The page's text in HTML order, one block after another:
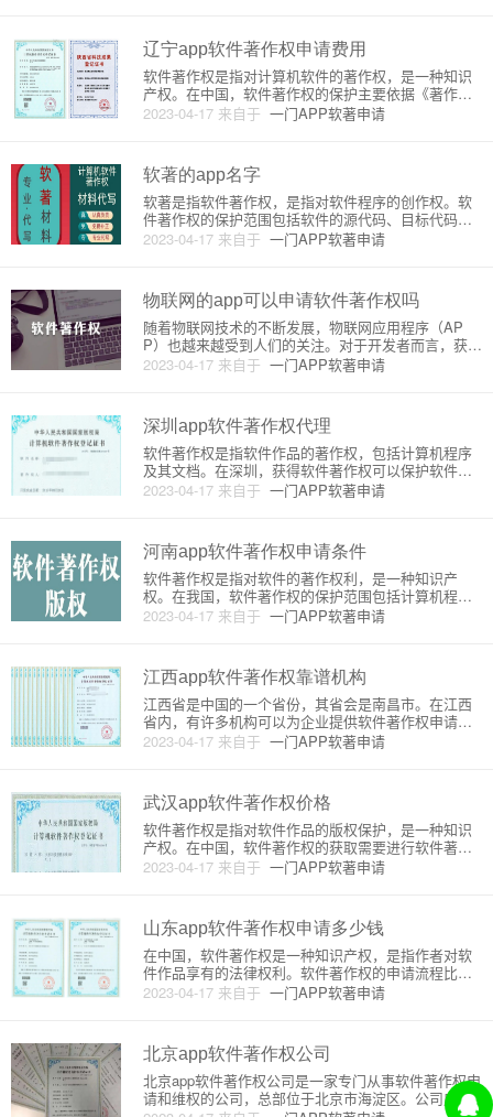
件登记机构的服务费用。国家
辽宁app软件著作权申请费用
2023-04-17 来自于 一门APP软著申请
软件著作权是指对计算机软件的著作权，是一种知识
产权。在中国，软件著作权的保护主要依据《著作权
法》。为了保护软件著作权人的利益，申请软件著作
首先，需要了解的是，软
软著的app名字
2023-04-17 来自于 一门APP软著申请
软著是指软件著作权，是指对软件程序的创作权。软
件著作权的保护范围包括软件的源代码、目标代码以
及用户手册等文档。在移动互联网时代，app成为了人
指在申请软件
物联网的app可以申请软件著作权吗
2023-04-17 来自于 一门APP软著申请
随着物联网技术的不断发展，物联网应用程序（AP
P）也越来越受到人们的关注。对于开发者而言，获得
软件著作权可以保护他们的知识产权，提高他们的竞
理软件著作权是指对于软
深圳app软件著作权代理
2023-04-17 来自于 一门APP软著申请
软件著作权是指软件作品的著作权，包括计算机程序
及其文档。在深圳，获得软件著作权可以保护软件的
知识产权，防止他人抄袭和盗版。因此，获得软件著
首先，需要准备好软件著
河南app软件著作权申请条件
2023-04-17 来自于 一门APP软著申请
软件著作权是指对软件的著作权利，是一种知识产
权。在我国，软件著作权的保护范围包括计算机程序
和相关文档。对于拥有软件著作权的企业或个人，可
保护在我国，软件著作权的
江西app软件著作权靠谱机构
2023-04-17 来自于 一门APP软著申请
江西省是中国的一个省份，其省会是南昌市。在江西
省内，有许多机构可以为企业提供软件著作权申请服
务。下面是一些比较靠谱的机构：1.江西省知识产权
供软件著作权申请的相关服
武汉app软件著作权价格
2023-04-17 来自于 一门APP软著申请
软件著作权是指对软件作品的版权保护，是一种知识
产权。在中国，软件著作权的获取需要进行软件著作
权登记，而软件著作权的价格是由国家知识产权局规
定的，其中最重要的因素
山东app软件著作权申请多少钱
2023-04-17 来自于 一门APP软著申请
在中国，软件著作权是一种知识产权，是指作者对软
件作品享有的法律权利。软件著作权的申请流程比较
复杂，需要进行多个环节的审核和审批，同时还需要
申请人填写软件著作权登
北京app软件著作权公司
北京app软件著作权公司是一家专门从事软件著作权申
请和维权的公司，总部位于北京市海淀区。公司成立